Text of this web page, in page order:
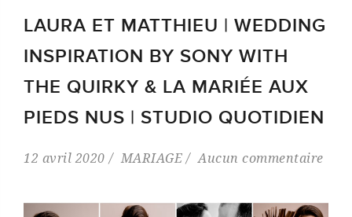
LAURA ET MATTHIEU | WEDDING
INSPIRATION BY SONY WITH
THE QUIRKY & LA MARIÉE AUX
PIEDS NUS | STUDIO QUOTIDIEN
12 avril 2020 MARIAGE Aucun commentaire